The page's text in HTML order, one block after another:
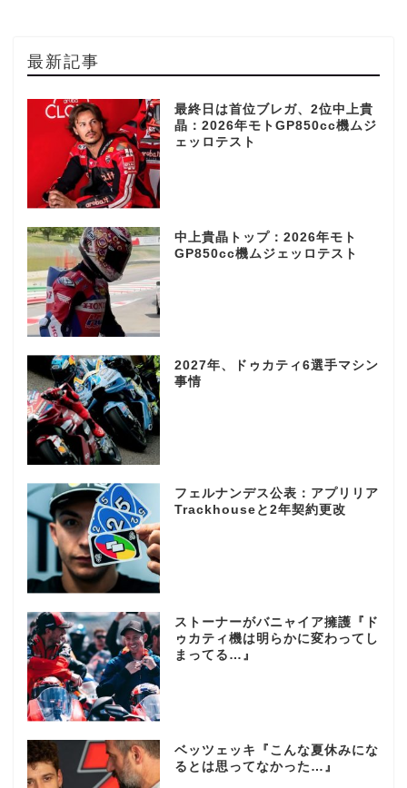
最新記事
最終日は首位ブレガ、2位中上貴
晶：2026年モトGP850cc機ムジ
ェッロテスト
中上貴晶トップ：2026年モト
GP850cc機ムジェッロテスト
2027年、ドゥカティ6選手マシン
事情
フェルナンデス公表：アプリリア
Trackhouseと2年契約更改
ストーナーがバニャイア擁護『ド
ゥカティ機は明らかに変わってし
まってる…』
ベッツェッキ『こんな夏休みにな
るとは思ってなかった…』